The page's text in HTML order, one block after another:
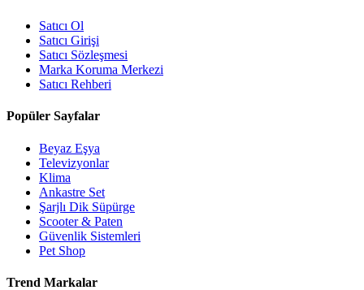
Satıcı Ol
Satıcı Girişi
Satıcı Sözleşmesi
Marka Koruma Merkezi
Satıcı Rehberi
Popüler Sayfalar
Beyaz Eşya
Televizyonlar
Klima
Ankastre Set
Şarjlı Dik Süpürge
Scooter & Paten
Güvenlik Sistemleri
Pet Shop
Trend Markalar